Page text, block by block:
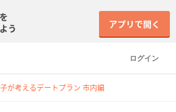
ログイン
う
アプリで開く
が考えるデートプラン 市内編